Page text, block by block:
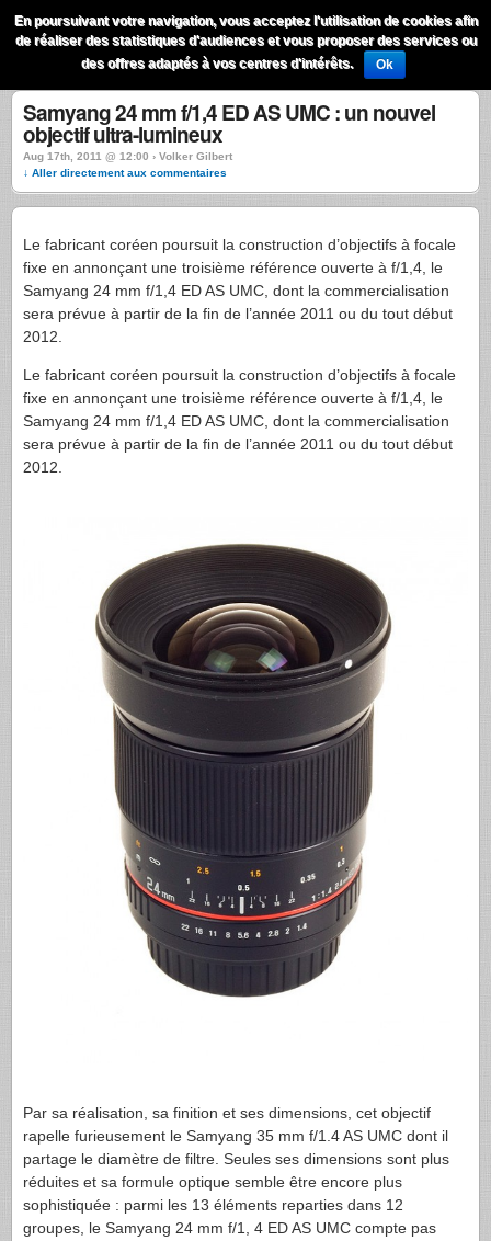
QuestionsPhoto Menu
Samyang 24 mm f/1,4 ED AS UMC : un nouvel
objectif ultra-lumineux
Aug 17th, 2011 @ 12:00 › Volker Gilbert
↓ Aller directement aux commentaires
Le fabricant coréen poursuit la construction d’objectifs à focale
fixe en annonçant une troisième référence ouverte à f/1,4, le
Samyang 24 mm f/1,4 ED AS UMC , dont la commercialisation
sera prévue à partir de la fin de l’année 2011 ou du tout début
2012.
Le fabricant coréen poursuit la construction d’objectifs à focale
fixe en annonçant une troisième référence ouverte à f/1,4, le
Samyang 24 mm f/1,4 ED AS UMC , dont la commercialisation
sera prévue à partir de la fin de l’année 2011 ou du tout début
2012.
Par sa réalisation, sa finition et ses dimensions, cet objectif
rapelle furieusement le Samyang 35 mm f/1.4 AS UMC dont il
partage le diamètre de filtre. Seules ses dimensions sont plus
réduites et sa formule optique semble être encore plus
sophistiquée : parmi les 13 éléments reparties dans 12
groupes, le Samyang 24 mm f/1, 4 ED AS UMC compte pas
En poursuivant votre navigation, vous acceptez l'utilisation de cookies afin
de réaliser des statistiques d'audiences et vous proposer des services ou
des offres adaptés à vos centres d'intérêts.
Ok